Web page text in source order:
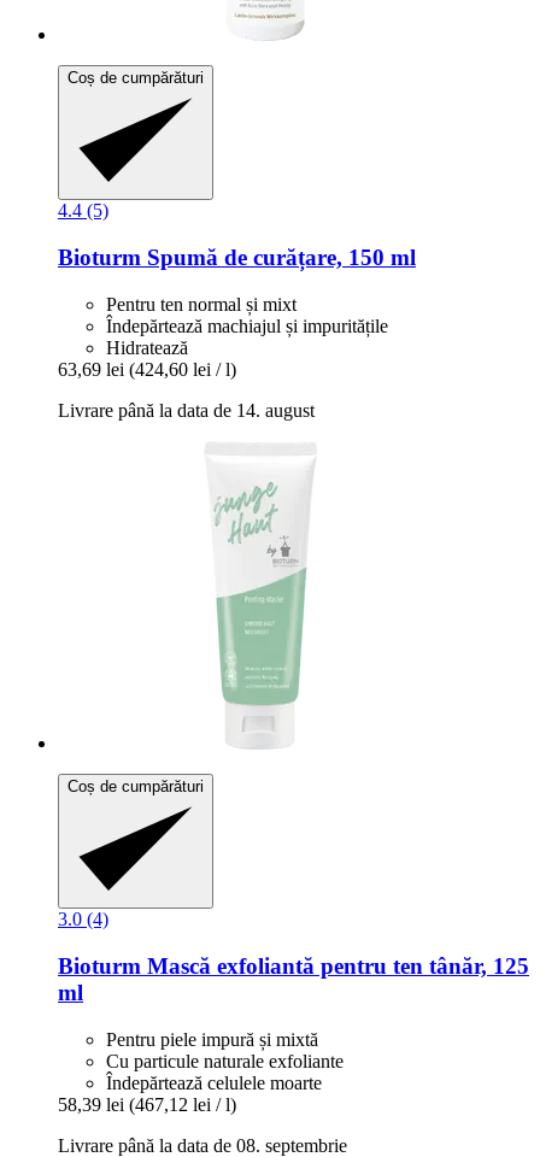
Coș de cumpărături
4.4 (5)
Bioturm Spumă de curățare, 150 ml
Pentru ten normal și mixt
Îndepărtează machiajul și impuritățile
Hidratează
63,69 lei (424,60 lei / l)
Livrare până la data de 14. august
Coș de cumpărături
3.0 (4)
Bioturm Mască exfoliantă pentru ten tânăr, 125
ml
Pentru piele impură și mixtă
Cu particule naturale exfoliante
Îndepărtează celulele moarte
58,39 lei (467,12 lei / l)
Livrare până la data de 08. septembrie